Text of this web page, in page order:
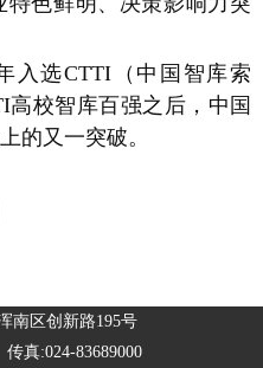
入选CTTI（中国智库索
高校智库百强之后，中国
的又一突破。
南区创新路195号
真:024-83689000